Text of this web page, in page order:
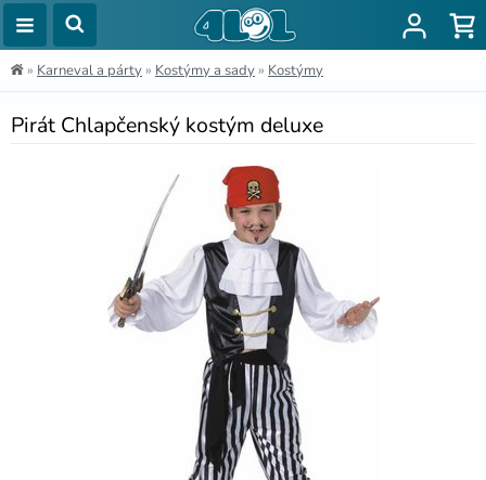
» Karneval a párty » Kostýmy a sady » Kostýmy
Pirát Chlapčenský kostým deluxe